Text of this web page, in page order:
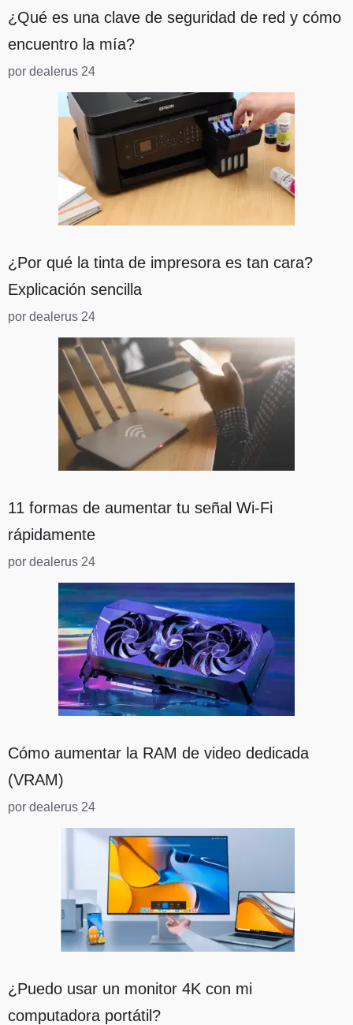
¿Qué es una clave de seguridad de red y cómo
encuentro la mía?
por dealerus 24
¿Por qué la tinta de impresora es tan cara?
Explicación sencilla
por dealerus 24
11 formas de aumentar tu señal Wi-Fi
rápidamente
por dealerus 24
Cómo aumentar la RAM de video dedicada
(VRAM)
por dealerus 24
¿Puedo usar un monitor 4K con mi
computadora portátil?